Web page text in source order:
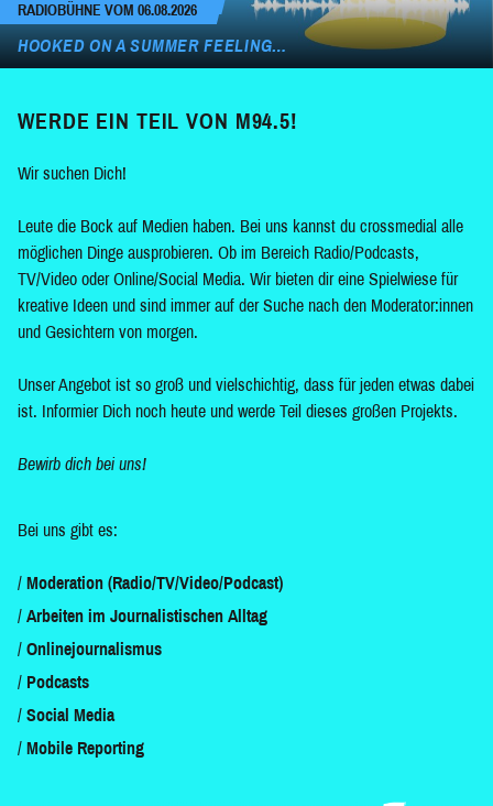
RADIOBÜHNE VOM 06.08.2026
HOOKED ON A SUMMER FEELING…
WERDE EIN TEIL VON M94.5!
Wir suchen Dich!
Leute die Bock auf Medien haben. Bei uns kannst du crossmedial alle
möglichen Dinge ausprobieren. Ob im Bereich Radio/Podcasts,
TV/Video oder Online/Social Media. Wir bieten dir eine Spielwiese für
kreative Ideen und sind immer auf der Suche nach den Moderator:innen
und Gesichtern von morgen.
Unser Angebot ist so groß und vielschichtig, dass für jeden etwas dabei
ist. Informier Dich noch heute und werde Teil dieses großen Projekts.
Bewirb dich bei uns!
Bei uns gibt es:
Moderation (Radio/TV/Video/Podcast)
Arbeiten im Journalistischen Alltag
Onlinejournalismus
Podcasts
Social Media
Mobile Reporting